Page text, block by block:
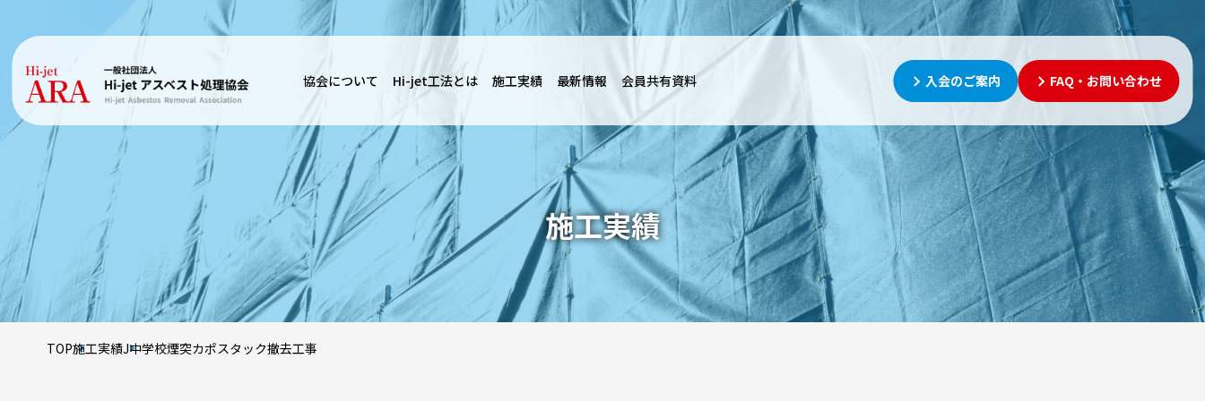
協会について Hi-jet工法とは 施工実績 最新情報 会員共有資料 入会のご案内 FAQ・お問い合わせ
施工実績
TOP施工実績J中学校煙突カポスタック撤去工事